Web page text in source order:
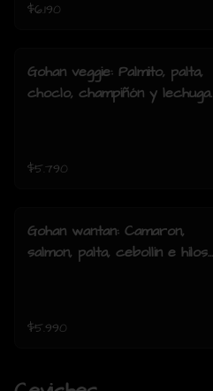
$6.190
Gohan veggie: Palmito, palta,
choclo, champiñón y lechuga.
$5.790
Gohan wantan: Camaron,
salmon, palta, cebollin e hilos
$5.990